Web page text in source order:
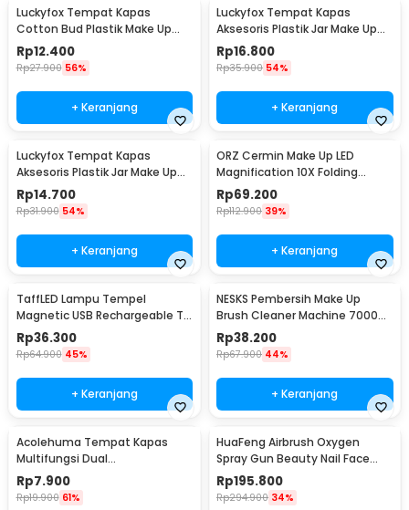
Luckyfox Tempat Kapas
Cotton Bud Plastik Make Up
Organizer - LF92
Rp12.400
Rp27.900 56%
+ Keranjang
Luckyfox Tempat Kapas
Aksesoris Plastik Jar Make Up
Organizer 18x6.5cm - LF3U
Rp16.800
Rp35.900 54%
+ Keranjang
Luckyfox Tempat Kapas
Aksesoris Plastik Jar Make Up
Organizer 9.2x7cm - LF3U
Rp14.700
Rp31.900 54%
+ Keranjang
ORZ Cermin Make Up LED
Magnification 10X Folding
Suction Cup - CY021
Rp69.200
Rp112.900 39%
+ Keranjang
TaffLED Lampu Tempel
Magnetic USB Rechargeable Tri
Color 1200mAh 3W - Q3W
Rp36.300
Rp64.900 45%
+ Keranjang
NESKS Pembersih Make Up
Brush Cleaner Machine 7000
RPM 5V 8W - HZ-001
Rp38.200
Rp67.900 44%
+ Keranjang
Acolehuma Tempat Kapas
Multifungsi Dual
Compartment Make Up
Storage - AH097
Rp7.900
Rp19.900 61%
HuaFeng Airbrush Oxygen
Spray Gun Beauty Nail Face
Makeup 160kPa - SK-811
Rp195.800
Rp294.900 34%